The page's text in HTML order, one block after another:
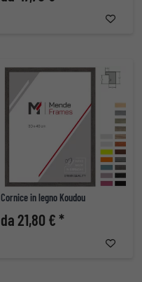
Cornice in legno Koudou
da 21,80 € *